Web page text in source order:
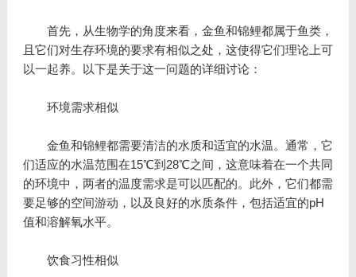
首先，从生物学的角度来看，金鱼和锦鲤都属于鱼类，
且它们对生存环境的要求有相似之处，这使得它们理论上可
以一起养。以下是关于这一问题的详细讨论：
环境需求相似
金鱼和锦鲤都需要清洁的水质和适宜的水温。通常，它
们适应的水温范围在15℃到28℃之间，这意味着在一个共同
的环境中，两者的温度需求是可以匹配的。此外，它们都需
要足够的空间游动，以及良好的水质条件，包括适宜的pH
值和溶解氧水平。
饮食习性相似